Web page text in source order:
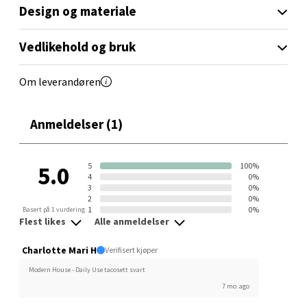
Design og materiale
Vedlikehold og bruk
Om leverandøren
Anmeldelser (1)
5.0
Basert på 1 vurdering
5
100%
4
0%
3
0%
2
0%
1
0%
Flest likes Alle anmeldelser
Charlotte Mari H Verifisert kjøper
Modern House - Daily Use tacosett svart
7 mo. ago
Orkanger - Thon Senter Orkanger
Thon Senter Orkanger, Orkdalsveien 113, 7300
Orkanger
Åpent i dag 09-20
Velg
Sandvika - Thon Senter Sandvika
Brodtkorbsgate 7, 1338 Sandvika
Åpent i dag 10-21